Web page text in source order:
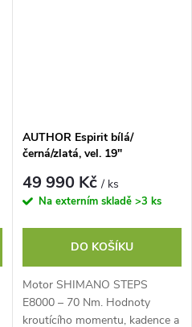
AUTHOR Espirit bílá/
černá/zlatá, vel. 19"
49 990 Kč/ ks
Na externím skladě >3 ks
DO KOŠÍKU
Motor SHIMANO STEPS
E8000 – 70 Nm. Hodnoty
kroutícího momentu, kadence a